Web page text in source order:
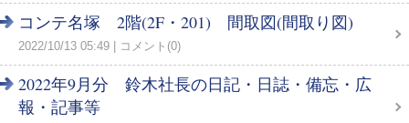
コンテ名塚 2階(2F・201) 間取図(間取り図)
2022/10/13 05:49 コメント(0)
2022年9月分 鈴木社長の日記・日誌・備忘・広
報・記事等